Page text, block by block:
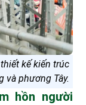
kế kiến trúc
và phương Tây.
hồn người